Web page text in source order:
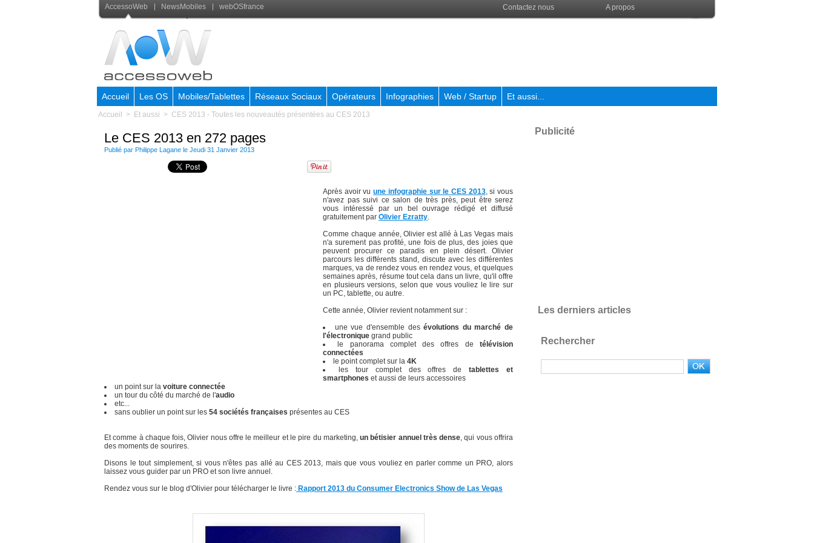
AccessoWeb NewsMobiles webOSfrance Contactez nous A propos
Accueil Les OS Mobiles/Tablettes Réseaux Sociaux Opérateurs Infographies Web / Startup Et aussi...
Accueil > Et aussi > CES 2013 - Toutes les nouveautés présentées au CES 2013
Le CES 2013 en 272 pages
Publié par Philippe Lagane le Jeudi 31 Janvier 2013
Après avoir vuune infographie sur le CES 2013, si vous
n'avez pas suivi ce salon de très près, peut être serez
vous intéressé par un bel ouvrage rédigé et diffusé
gratuitement par Olivier Ezratty.
Comme chaque année, Olivier est allé à Las Vegas mais
n'a surement pas profité, une fois de plus, des joies que
peuvent procurer ce paradis en plein désert. Olivier
parcours les différents stand, discute avec les différentes
marques, va de rendez vous en rendez vous, et quelques
semaines après, résume tout cela dans un livre, qu'il offre
en plusieurs versions, selon que vous vouliez le lire sur
un PC, tablette, ou autre.
Cette année, Olivier revient notamment sur :
une vue d'ensemble desévolutions du marché de
l'électronique grand public
le panorama complet des offres detélévision
connectées
le point complet sur la 4K
les tour complet des offres detablettes et
smartphones et aussi de leurs accessoires
un point sur la voiture connectée
un tour du côté du marché de l'audio
etc...
sans oublier un point sur les 54 sociétés françaises présentes au CES
Et comme à chaque fois, Olivier nous offre le meilleur et le pire du marketing,un bétisier annuel très dense, qui vous offrira
des moments de sourires.
Disons le tout simplement, si vous n'êtes pas allé au CES 2013, mais que vous vouliez en parler comme un PRO, alors
laissez vous guider par un PRO et son livre annuel.
Rendez vous sur le blog d'Olivier pour télécharger le livre : Rapport 2013 du Consumer Electronics Show de Las Vegas
Publicité
Les derniers articles
Rechercher